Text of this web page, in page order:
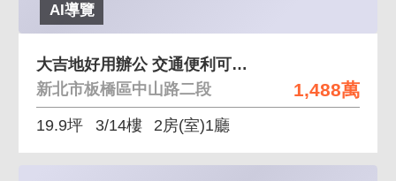
AI導覽
1,488萬
大吉地好用辦公 交通便利可當辦公個人工作室
新北市板橋區中山路二段
19.9坪 3/14樓 2房(室)1廳